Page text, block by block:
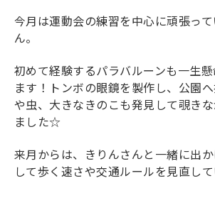
今月は運動会の練習を中心に頑張っ
ん。
初めて経験するパラバルーンも一生
ます！トンボの眼鏡を製作し、公園
や虫、大きなきのこも発見して覗き
ました☆
来月からは、きりんさんと一緒に出
して歩く速さや交通ルールを見直して